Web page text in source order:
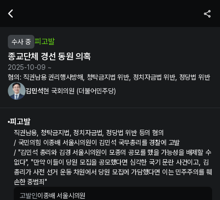
수사 중 피고발
종교단체 경선 동원 의혹
2025-10-09 ~
혐의: 직권남용 권리행사방해, 청탁금지법 위반, 정치자금법 위반, 정당법 위반
김민석현 국회의원 (더불어민주당)
피고발
직권남용, 청탁금지법, 정치자금법, 정당법 위반 등의 혐의
/ 국민의힘 이종배 서울시의원이 김민석 국무총리를 경찰에 고발
/ "김민석 총리와 김경 서울시의원이 모종의 공모를 했을 가능성을 배제할 수
없다", "만약 이들이 당원 모집을 공모했다면 심각한 국기 문란 사건이고, 김
총리가 사전 선거 운동 차원에서 당원 모집에 가담했다면 이는 민주주의를 훼
손한 중범죄"
고발인이종배 서울시의원